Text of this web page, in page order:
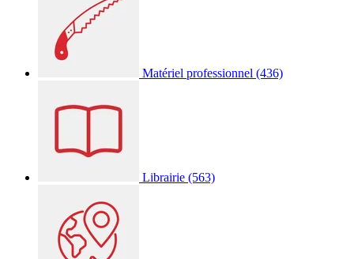
Matériel professionnel (436)
Librairie (563)